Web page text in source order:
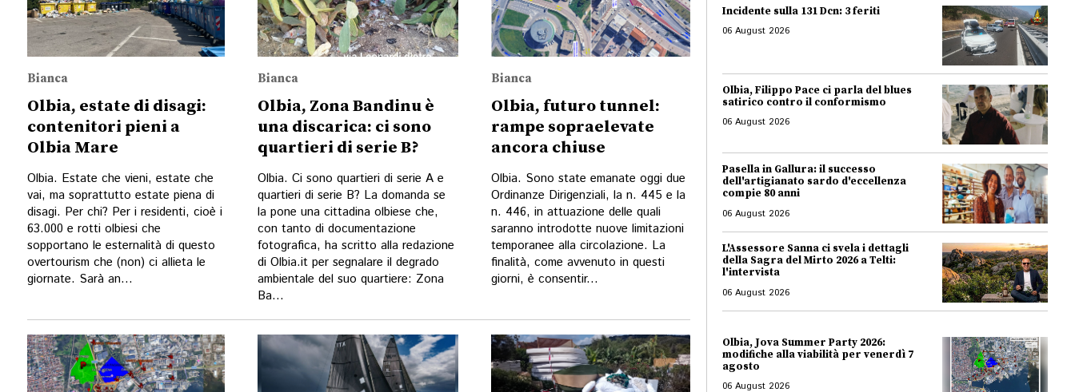
Bianca
Olbia, estate di disagi:
contenitori pieni a
Olbia Mare
Olbia. Estate che vieni, estate che
vai, ma soprattutto estate piena di
disagi. Per chi? Per i residenti, cioè i
63.000 e rotti olbiesi che
sopportano le esternalità di questo
overtourism che (non) ci allieta le
giornate. Sarà an...
Bianca
Olbia, Zona Bandinu è
una discarica: ci sono
quartieri di serie B?
Olbia. Ci sono quartieri di serie A e
quartieri di serie B? La domanda se
la pone una cittadina olbiese che,
con tanto di documentazione
fotografica, ha scritto alla redazione
di Olbia.it per segnalare il degrado
ambientale del suo quartiere: Zona
Ba...
Bianca
Olbia, futuro tunnel:
rampe sopraelevate
ancora chiuse
Olbia. Sono state emanate oggi due
Ordinanze Dirigenziali, la n. 445 e la
n. 446, in attuazione delle quali
saranno introdotte nuove limitazioni
temporanee alla circolazione. La
finalità, come avvenuto in questi
giorni, è consentir...
Incidente sulla 131 Dcn: 3 feriti
06 August 2026
Olbia, Filippo Pace ci parla del blues
satirico contro il conformismo
06 August 2026
Pasella in Gallura: il successo
dell'artigianato sardo d'eccellenza
compie 80 anni
06 August 2026
L'Assessore Sanna ci svela i dettagli
della Sagra del Mirto 2026 a Telti:
l'intervista
06 August 2026
Olbia, Jova Summer Party 2026:
modifiche alla viabilità per venerdì 7
agosto
06 August 2026